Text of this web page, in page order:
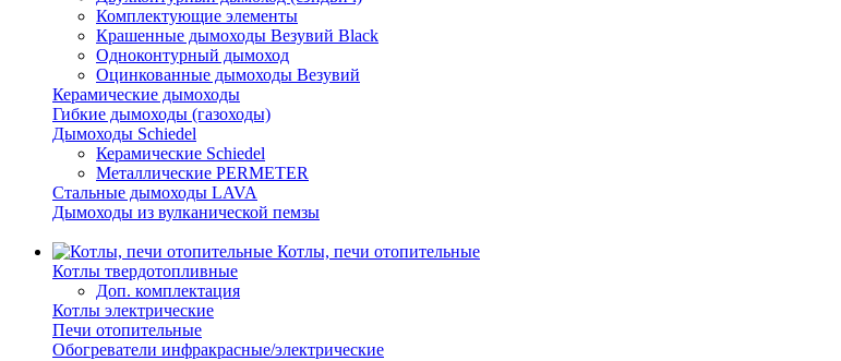
Комплектующие элементы
Крашенные дымоходы Везувий Black
Одноконтурный дымоход
Оцинкованные дымоходы Везувий
Керамические дымоходы
Гибкие дымоходы (газоходы)
Дымоходы Schiedel
Керамические Schiedel
Металлические PERMETER
Стальные дымоходы LAVA
Дымоходы из вулканической пемзы
Котлы, печи отопительные
Котлы твердотопливные
Доп. комплектация
Котлы электрические
Печи отопительные
Обогреватели инфракрасные/электрические